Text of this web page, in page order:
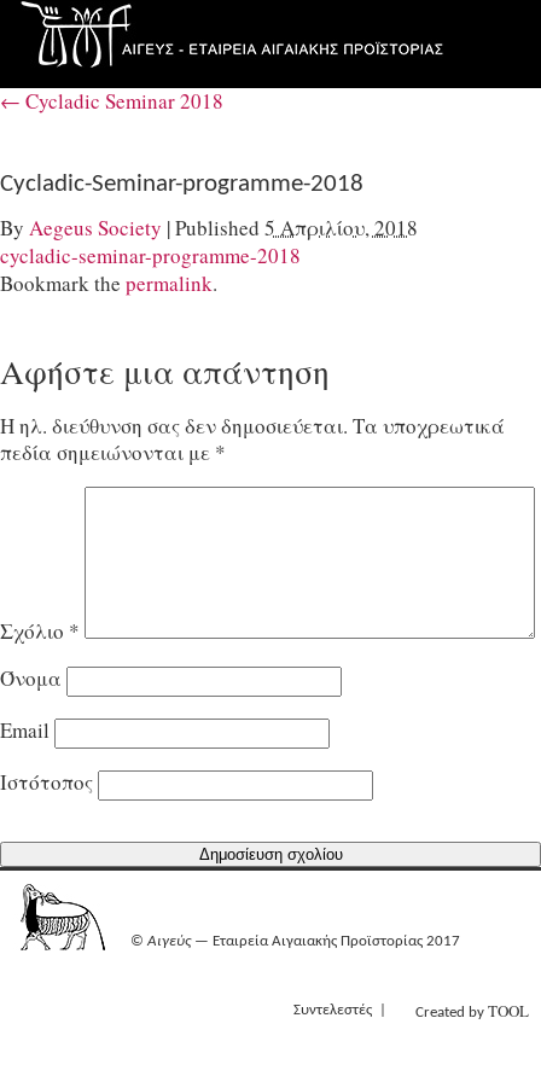
← Cycladic Seminar 2018
Cycladic-Seminar-programme-2018
By Aegeus Society |Published 5 Απριλίου, 2018
cycladic-seminar-programme-2018
Bookmark the permalink.
Αφήστε μια απάντηση
Η ηλ. διεύθυνση σας δεν δημοσιεύεται. Τα υποχρεωτικά
πεδία σημειώνονται με *
Σχόλιο *
Όνομα
Email
Ιστότοπος
© Αιγεύς— Εταιρεία Αιγαιακής Προϊστορίας 2017
Συντελεστές Created by TOOL